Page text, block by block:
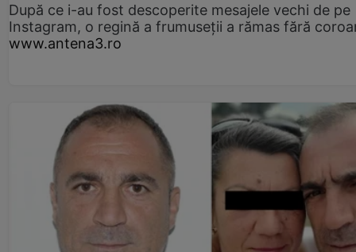
După ce i-au fost descoperite mesajele vechi de pe
Instagram, o regină a frumuseții a rămas fără
www.antena3.ro